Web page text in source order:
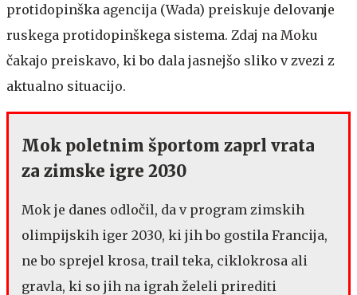
protidopinška agencija (Wada) preiskuje delovanje
ruskega protidopinškega sistema. Zdaj na Moku
čakajo preiskavo, ki bo dala jasnejšo sliko v zvezi z
aktualno situacijo.
Mok poletnim športom zaprl vrata
za zimske igre 2030
Mok je danes odločil, da v program zimskih
olimpijskih iger 2030, ki jih bo gostila Francija,
ne bo sprejel krosa, trail teka, ciklokrosa ali
gravla, ki so jih na igrah želeli prirediti